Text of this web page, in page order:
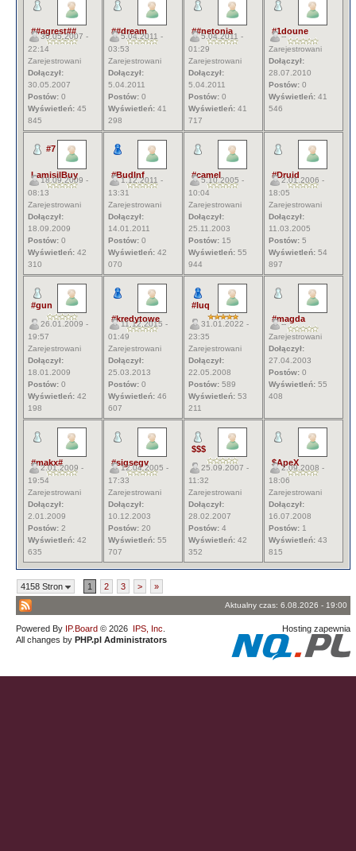
##agrest##
30.05.2007 -
22:14
Zarejestrowani
Dołączył:
30.05.2007
Postów: 0
Wyświetleń: 45
845
##dream
5.04.2011 -
03:53
Zarejestrowani
Dołączył:
5.04.2011
Postów: 0
Wyświetleń: 41
298
##netonia
5.04.2011 -
01:29
Zarejestrowani
Dołączył:
5.04.2011
Postów: 0
Wyświetleń: 41
717
#1doune
--
Zarejestrowani
Dołączył:
28.07.2010
Postów: 0
Wyświetleń: 41
546
#7
LamisilBuy
18.09.2009 -
08:13
Zarejestrowani
Dołączył:
18.09.2009
Postów: 0
Wyświetleń: 42
310
#BudInf
1.12.2011 -
13:31
Zarejestrowani
Dołączył:
14.01.2011
Postów: 0
Wyświetleń: 42
070
#camel
5.10.2005 -
10:04
Zarejestrowani
Dołączył:
25.11.2003
Postów: 15
Wyświetleń: 55
944
#Druid
2.01.2006 -
18:05
Zarejestrowani
Dołączył:
11.03.2005
Postów: 5
Wyświetleń: 54
897
#gun
26.01.2009 -
19:57
Zarejestrowani
Dołączył:
18.01.2009
Postów: 0
Wyświetleń: 42
198
#kredytowe
11.12.2015 -
01:49
Zarejestrowani
Dołączył:
25.03.2013
Postów: 0
Wyświetleń: 46
607
#luq
31.01.2022 -
23:35
Zarejestrowani
Dołączył:
22.05.2008
Postów: 589
Wyświetleń: 53
211
#magda
--
Zarejestrowani
Dołączył:
27.04.2003
Postów: 0
Wyświetleń: 55
408
#makx#
2.01.2009 -
19:54
Zarejestrowani
Dołączył:
2.01.2009
Postów: 2
Wyświetleń: 42
635
#sigsegv
12.04.2005 -
17:33
Zarejestrowani
Dołączył:
10.12.2003
Postów: 20
Wyświetleń: 55
707
$$$
25.09.2007 -
11:32
Zarejestrowani
Dołączył:
28.02.2007
Postów: 4
Wyświetleń: 42
352
$ApeX
2.09.2008 -
18:06
Zarejestrowani
Dołączył:
16.07.2008
Postów: 1
Wyświetleń: 43
815
4158 Stron 1 2 3 > »
Aktualny czas: 6.08.2026 - 19:00
Powered By IP.Board © 2026 IPS, Inc
All changes by PHP.pl Administrators
Hosting zapewnia